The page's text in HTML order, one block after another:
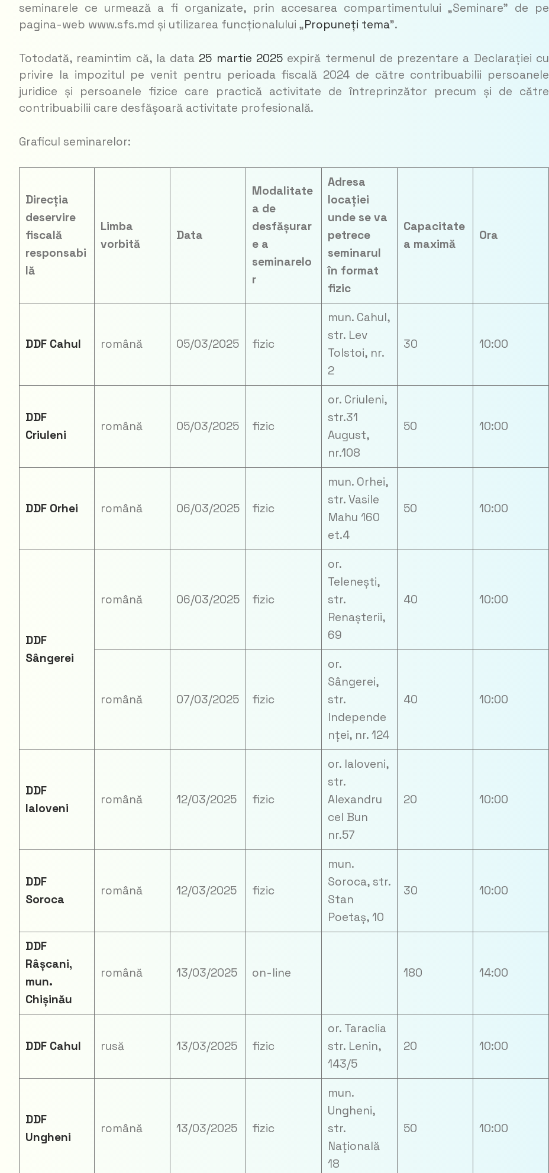
seminarele ce urmează a fi organizate, prin accesarea compartimentului „Seminare” de pe
pagina-web www.sfs.md și utilizarea funcționalului „Propuneți tema”.
Totodată, reamintim că, la data 25 martie 2025 expiră termenul de prezentare a Declarației cu
privire la impozitul pe venit pentru perioada fiscală 2024 de către contribuabilii persoanele
juridice și persoanele fizice care practică activitate de întreprinzător precum și de către
contribuabilii care desfășoară activitate profesională.
Graficul seminarelor:
Direcția
deservire
fiscală
responsabi
lă
Limba
vorbită
Data
Modalitate
a de
desfășurar
e a
seminarelo
r
Adresa
locației
unde se va
petrece
seminarul
în format
fizic
Capacitate
a maximă
Ora
DDF Cahul română 05/03/2025 fizic
mun. Cahul,
str. Lev
Tolstoi, nr.
2
30 10:00
DDF
Criuleni
română 05/03/2025 fizic
or. Criuleni,
str.31
August,
nr.108
50 10:00
DDF Orhei română 06/03/2025 fizic
mun. Orhei,
str. Vasile
Mahu 160
et.4
50 10:00
DDF
Sângerei
română 06/03/2025 fizic
or.
Telenești,
str.
Renașterii,
69
40 10:00
română 07/03/2025 fizic
or.
Sângerei,
str.
Independe
nței, nr. 124
40 10:00
DDF
Ialoveni
română 12/03/2025 fizic
or. Ialoveni,
str.
Alexandru
cel Bun
nr.57
20 10:00
DDF
Soroca
română 12/03/2025 fizic
mun.
Soroca, str.
Stan
Poetaș, 10
30 10:00
DDF
Râșcani,
mun.
Chișinău
română 13/03/2025 on-line 180 14:00
DDF Cahul rusă 13/03/2025 fizic
or. Taraclia
str. Lenin,
143/5
20 10:00
DDF
Ungheni
română 13/03/2025 fizic
mun.
Ungheni,
str.
Națională
18
50 10:00